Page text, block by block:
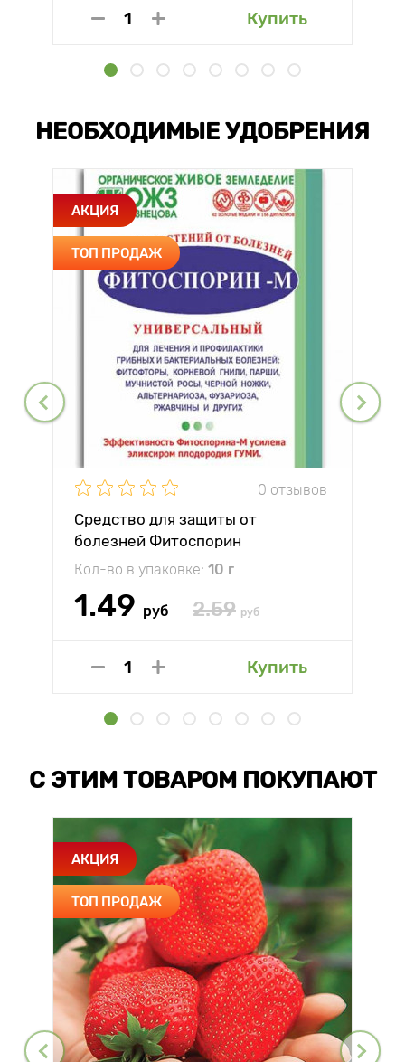
Купить
НЕОБХОДИМЫЕ УДОБРЕНИЯ
АКЦИЯ
ТОП ПРОДАЖ
0 отзывов
Средство для защиты от
болезней Фитоспорин
Кол-во в упаковке: 10 г
1.49 руб 2.59 руб
Купить
С ЭТИМ ТОВАРОМ ПОКУПАЮТ
АКЦИЯ
ТОП ПРОДАЖ